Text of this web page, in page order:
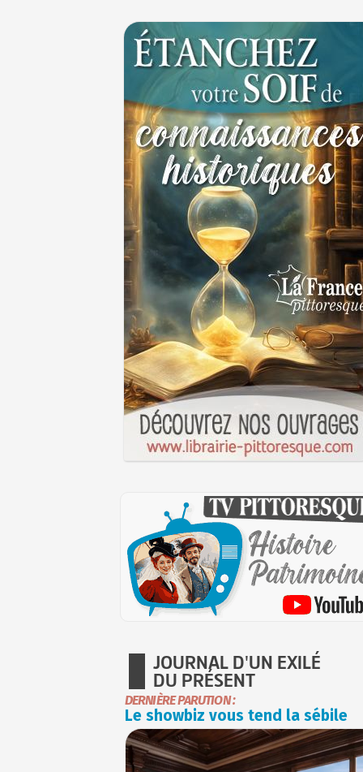
JOURNAL D'UN EXILÉ
DU PRÉSENT
DERNIÈRE PARUTION :
Le showbiz vous tend la sébile